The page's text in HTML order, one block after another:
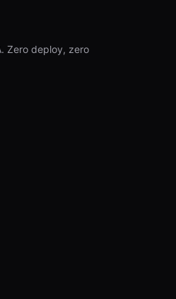
Zero deploy, zero